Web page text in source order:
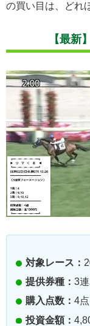
の買い目は、どれ
【最新
対象レース：
提供券種：3
購入点数：4
投資金額：